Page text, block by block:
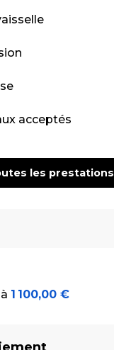
acceptés
les prestations
à 1 100,00 €